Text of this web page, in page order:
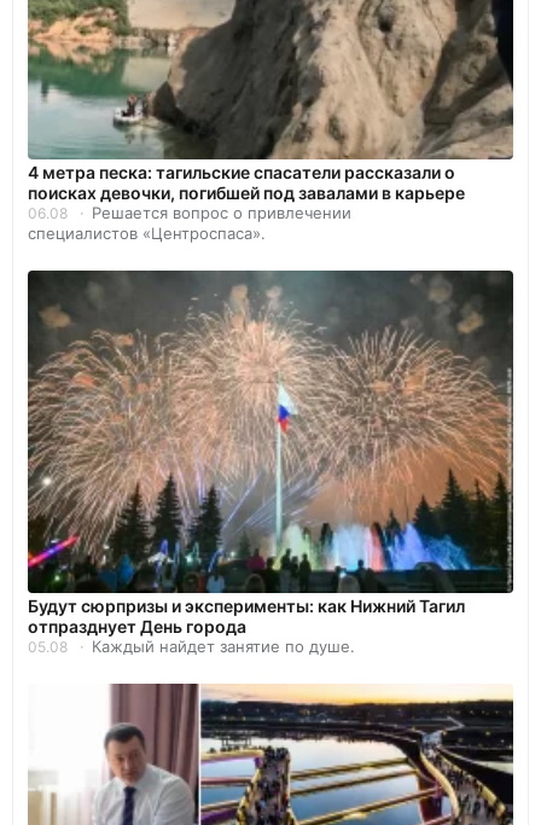
4 метра песка: тагильские спасатели рассказали о
поисках девочки, погибшей под завалами в карьере
06.08
Решается вопрос о привлечении
специалистов «Центроспаса».
Будут сюрпризы и эксперименты: как Нижний Тагил
отпразднует День города
05.08 Каждый найдет занятие по душе.